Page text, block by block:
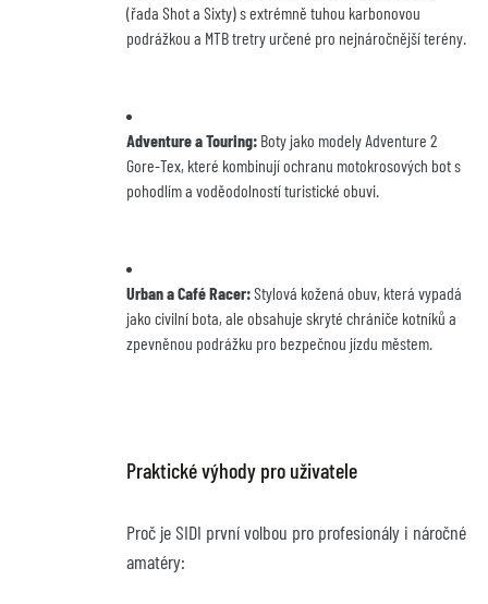
(řada Shot a Sixty) s extrémně tuhou karbonovou
podrážkou a MTB tretry určené pro nejnáročnější terény.
Adventure a Touring: Boty jako modely Adventure 2
Gore-Tex, které kombinují ochranu motokrosových bot s
pohodlím a voděodolností turistické obuvi.
Urban a Café Racer: Stylová kožená obuv, která vypadá
jako civilní bota, ale obsahuje skryté chrániče kotníků a
zpevněnou podrážku pro bezpečnou jízdu městem.
Praktické výhody pro uživatele
Proč je SIDI první volbou pro profesionály i náročné
amatéry: